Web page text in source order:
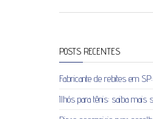
POSTS RECENTES
Fabricante de rebites em
Ilhós para tênis: saiba mais